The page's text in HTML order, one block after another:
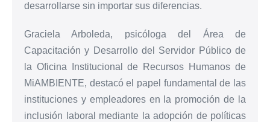
desarrollarse sin importar sus diferencias.
Graciela Arboleda, psicóloga del Área de
Capacitación y Desarrollo del Servidor Público de
la Oficina Institucional de Recursos Humanos de
MiAMBIENTE, destacó el papel fundamental de las
instituciones y empleadores en la promoción de la
inclusión laboral mediante la adopción de políticas